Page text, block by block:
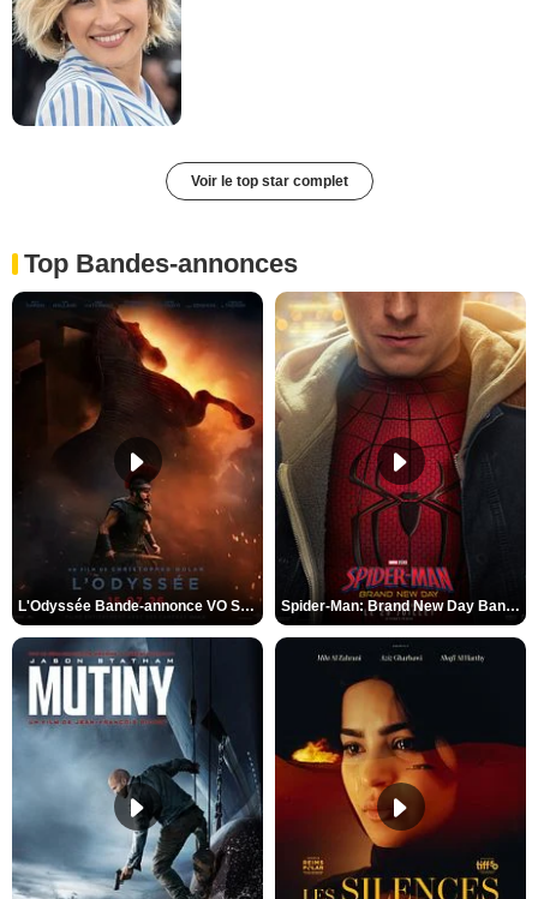
Voir le top star complet
Top Bandes-annonces
L'Odyssée Bande-annonce VO STFR Spider-Man: Brand New Day Bande-annonce VO STFR